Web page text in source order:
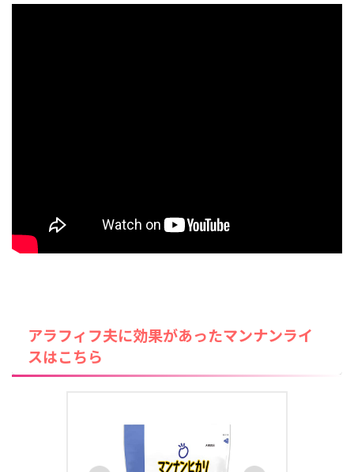
アラフィフ夫に効果があったマンナンライ
スはこちら